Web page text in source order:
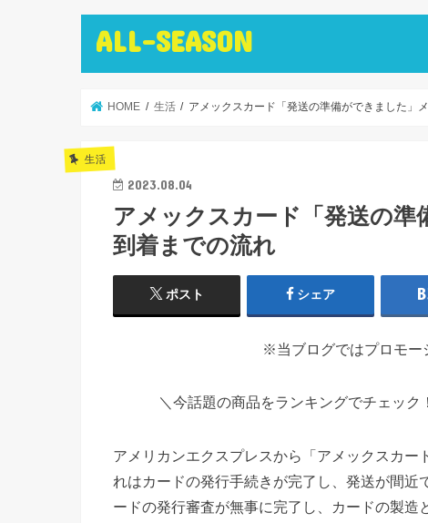
ALL-SEASON
HOME 生活 アメックスカード「発送の準備ができました」
生活
2023.08.04
アメックスカード「発送の準
到着までの流れ
ポスト シェア
※当ブログではプロモー
＼今話題の商品をランキングでチェック
アメリカンエクスプレスから「アメックスカー
れはカードの発行手続きが完了し、発送が間
ードの発行審査が無事に完了し、カードの製